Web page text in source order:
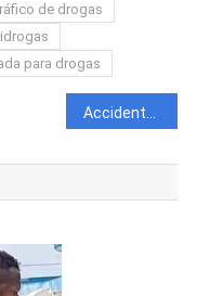
de drogas
para drogas
Accidente en Artemisa deja más de 20 heridos tras el vuelco de un ómnibus familiar